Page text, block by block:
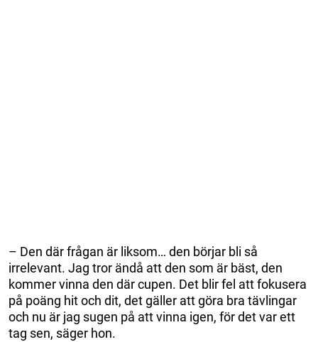
– Den där frågan är liksom… den börjar bli så
irrelevant. Jag tror ändå att den som är bäst, den
kommer vinna den där cupen. Det blir fel att fokusera
på poäng hit och dit, det gäller att göra bra tävlingar
och nu är jag sugen på att vinna igen, för det var ett
tag sen, säger hon.